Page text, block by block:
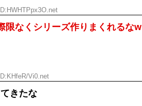
HWHTPpx3O.net
限なくシリーズ作りまくれるなw
KHfeR/Vi0.net
きたな